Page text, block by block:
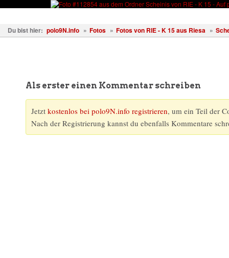
Du bist hier: polo9N.info » Fotos » Fotos von RIE - K 15 aus Riesa »
Als erster einen Kommentar schreiben
Jetzt kostenlos bei polo9N.info registrieren, um ein Teil der
Nach der Registrierung kannst du ebenfalls Kommentare